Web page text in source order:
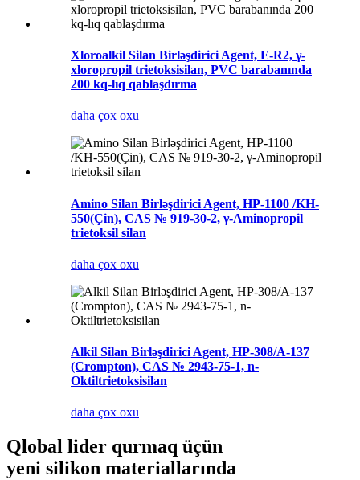
Xloroalkil Silan Birləşdirici Agent, E-R2, γ-
xloropropil trietoksisilan, PVC barabanında
200 kq-lıq qablaşdırma
daha çox oxu
Amino Silan Birləşdirici Agent, HP-1100 /KH-
550(Çin), CAS № 919-30-2, γ-Aminopropil
trietoksil silan
daha çox oxu
Alkil Silan Birləşdirici Agent, HP-308/A-137
(Crompton), CAS № 2943-75-1, n-
Oktiltrietoksisilan
daha çox oxu
Qlobal lider qurmaq üçün
yeni silikon materiallarında